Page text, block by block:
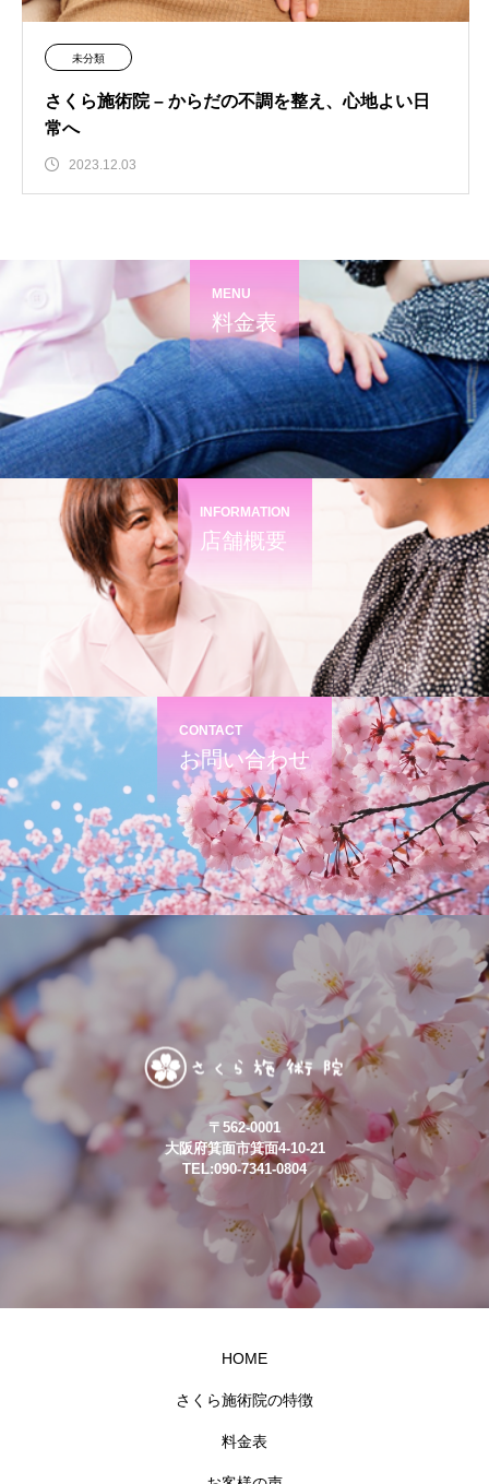
未分類
さくら施術院 – からだの不調を整え、心地よい日
常へ
2023.12.03
MENU
料金表
INFORMATION
店舗概要
CONTACT
お問い合わせ
〒562-0001
大阪府箕面市箕面4-10-21
TEL:090-7341-0804
HOME
さくら施術院の特徴
料金表